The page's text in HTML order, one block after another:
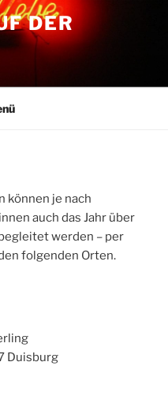
DER
können je nach
auch das Jahr über
werden – per
folgenden Orten.
Duisburg